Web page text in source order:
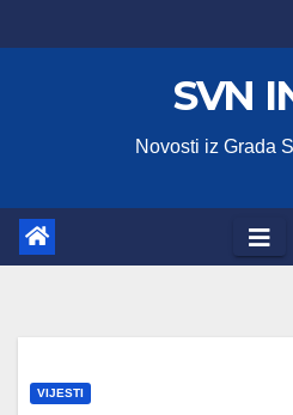
to
SVN
Novosti iz Grada
VIJESTI